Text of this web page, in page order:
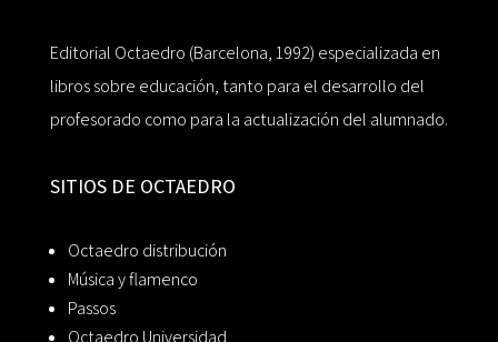
Editorial Octaedro (Barcelona, 1992) especializada en
libros sobre educación, tanto para el desarrollo del
profesorado como para la actualización del alumnado.
SITIOS DE OCTAEDRO
Octaedro distribución
Música y flamenco
Passos
Octaedro Universidad